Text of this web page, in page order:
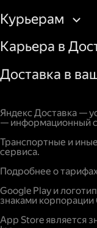
Курьерам
Карьера в
Доставка в
Яндекс Доставка —
— информационный
Транспортные и
сервиса.
Подробнее о
Google Play и
знаками корпорации
App Store является